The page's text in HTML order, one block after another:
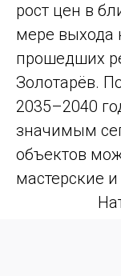
рост цен в
мере выхода
прошедших
Золотарёв.
2035–2040
значимым
объектов
мастерские